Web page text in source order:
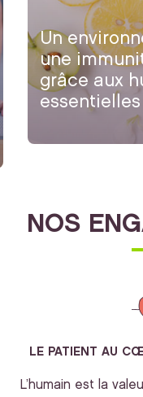
Un
une
grâce aux
essentielles
NOS
LE PATIENT AU
L’humain est la